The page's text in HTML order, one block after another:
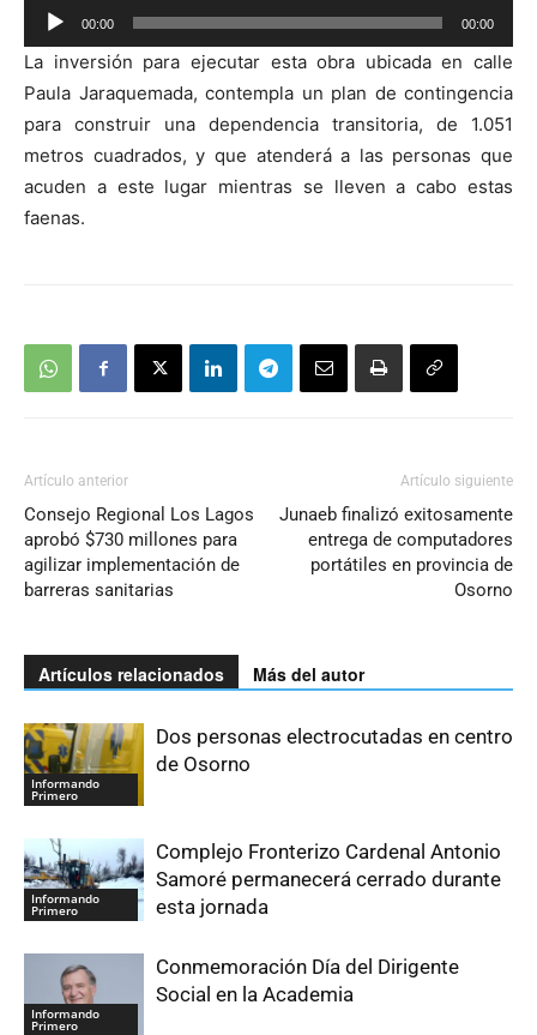
Reproductor
de
audio
00:00 00:00
La inversión para ejecutar esta obra ubicada en calle
Paula Jaraquemada, contempla un plan de contingencia
para construir una dependencia transitoria, de 1.051
metros cuadrados, y que atenderá a las personas que
acuden a este lugar mientras se lleven a cabo estas
faenas.
Artículo anterior
Consejo Regional Los Lagos
aprobó $730 millones para
agilizar implementación de
barreras sanitarias
Artículo siguiente
Junaeb finalizó exitosamente
entrega de computadores
portátiles en provincia de
Osorno
Artículos relacionados Más del autor
Informando
Primero
Dos personas electrocutadas en centro
de Osorno
Informando
Primero
Complejo Fronterizo Cardenal Antonio
Samoré permanecerá cerrado durante
esta jornada
Informando
Primero
Conmemoración Día del Dirigente
Social en la Academia